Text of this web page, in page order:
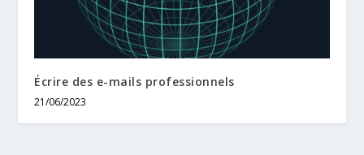
Écrire des e-mails professionnels
21/06/2023